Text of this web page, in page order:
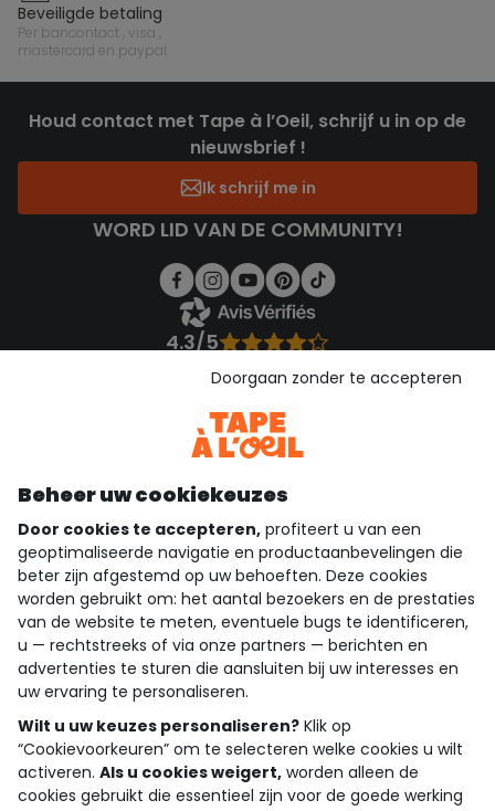
beveiligde betaling
per bancontact , visa ,
mastercard en paypal
Houd contact met Tape à l’Oeil, schrijf u in op de
nieuwsbrief !
Ik schrijf me in
WORD LID VAN DE COMMUNITY!
4.3/5
Bekijk de vertrouwensverklaring
Download onze applicatie
Ontdek onze applicatie
wie zijn we?
hulp nodig
loyalty club
onze catalogus
Beheer uw cookiekeuzes
Door cookies te accepteren, profiteert u van een
geoptimaliseerde navigatie en productaanbevelingen die
beter zijn afgestemd op uw behoeften. Deze cookies
worden gebruikt om: het aantal bezoekers en de prestaties
van de website te meten, eventuele bugs te identificeren,
u — rechtstreeks of via onze partners — berichten en
advertenties te sturen die aansluiten bij uw interesses en
uw ervaring te personaliseren.
Wilt u uw keuzes personaliseren? Klik op
“Cookievoorkeuren” om te selecteren welke cookies u wilt
activeren. Als u cookies weigert, worden alleen de
cookies gebruikt die essentieel zijn voor de goede werking
Doorgaan zonder te accepteren